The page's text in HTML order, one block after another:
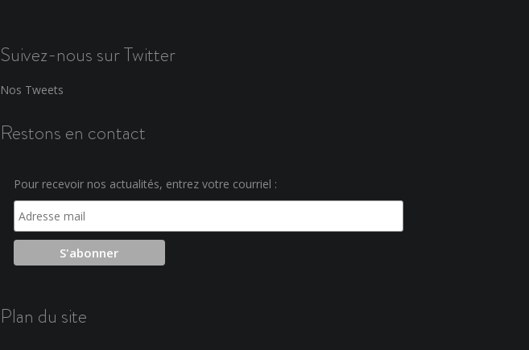
Suivez-nous sur Twitter
Nos Tweets
Restons en contact
Pour recevoir nos actualités, entrez votre courriel :
Plan du site